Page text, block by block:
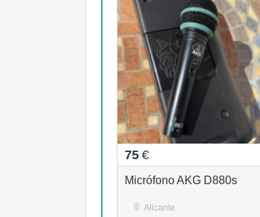
75 €
Micrófono AKG D880s
Alicante